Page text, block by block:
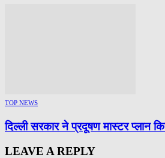
TOP NEWS
दिल्ली सरकार ने प्रदूषण मास्टर प्लान
LEAVE A REPLY